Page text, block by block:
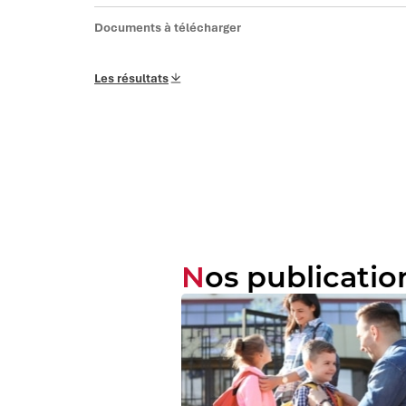
Documents à télécharger
Les résultats
Nos